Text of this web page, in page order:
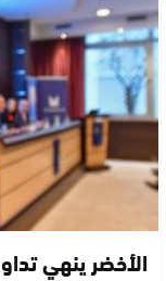
الأخضر ينهي